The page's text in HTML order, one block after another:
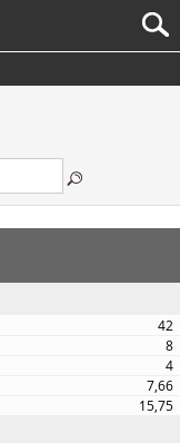
42
8
4
7,66
15,75